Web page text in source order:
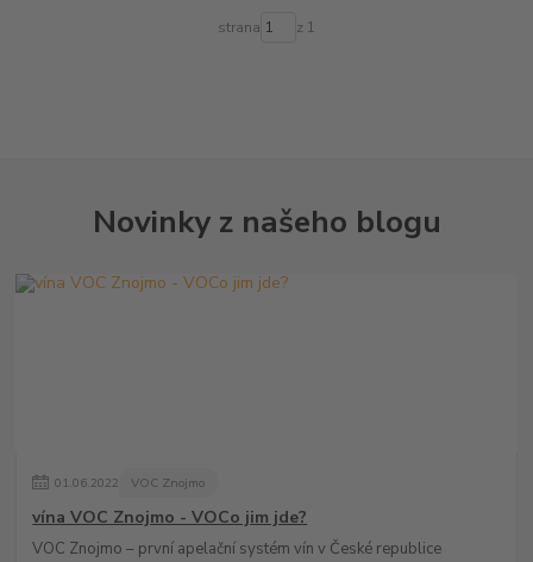
strana z 1
Novinky z našeho blogu
01.06.2022 VOC Znojmo
vína VOC Znojmo - VOCo jim jde?
VOC Znojmo – první apelační systém vín v České republice